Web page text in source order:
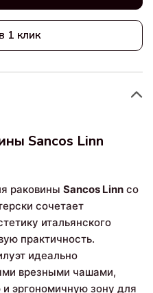
1 клик
Sancos Linn
раковины Sancos Linn со
сочетает
итальянского
практичность.
идеально
врезными чашами,
эргономичную зону для